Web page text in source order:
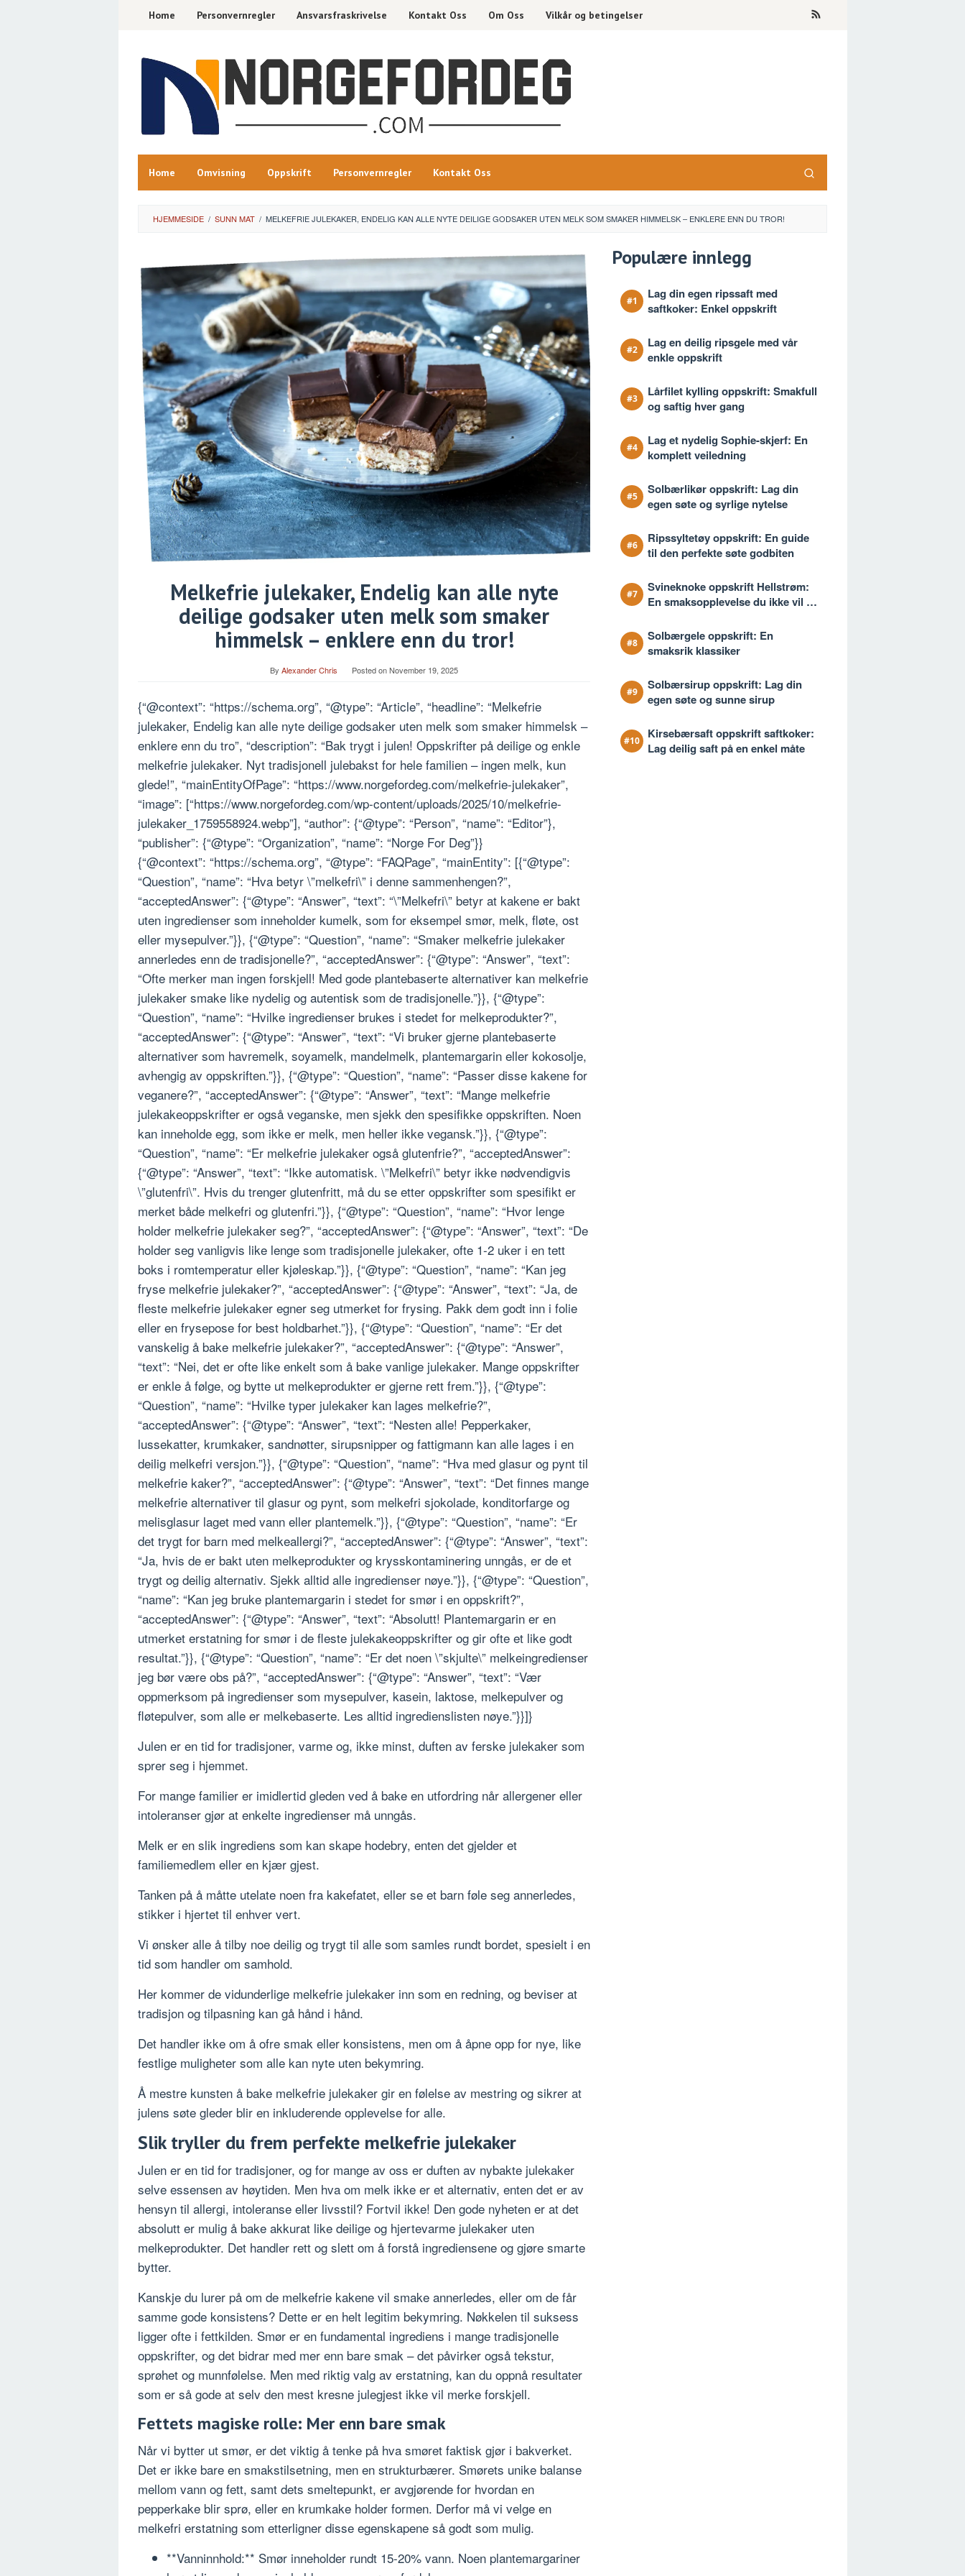
Home Personvernregler Ansvarsfraskrivelse Kontakt Oss Om Oss Vilkår og betingelser
Home Omvisning Oppskrift Personvernregler Kontakt Oss
HJEMMESIDE / SUNN MAT / MELKEFRIE JULEKAKER, ENDELIG KAN ALLE NYTE DEILIGE GODSAKER UTEN MELK SOM SMAKER HIMMELSK – ENKLERE ENN DU TROR!
Melkefrie julekaker, Endelig kan alle nyte
deilige godsaker uten melk som smaker
himmelsk – enklere enn du tror!
By Alexander Chris Posted onNovember 19, 2025
{“@context”: “https://schema.org”, “@type”: “Article”, “headline”: “Melkefrie
julekaker, Endelig kan alle nyte deilige godsaker uten melk som smaker himmelsk –
enklere enn du tro”, “description”: “Bak trygt i julen! Oppskrifter på deilige og enkle
melkefrie julekaker. Nyt tradisjonell julebakst for hele familien – ingen melk, kun
glede!”, “mainEntityOfPage”: “https://www.norgefordeg.com/melkefrie-julekaker”,
“image”: [“https://www.norgefordeg.com/wp-content/uploads/2025/10/melkefrie-
julekaker_1759558924.webp”], “author”: {“@type”: “Person”, “name”: “Editor”},
“publisher”: {“@type”: “Organization”, “name”: “Norge For Deg”}}
{“@context”: “https://schema.org”, “@type”: “FAQPage”, “mainEntity”: [{“@type”:
“Question”, “name”: “Hva betyr \”melkefri\” i denne sammenhengen?”,
“acceptedAnswer”: {“@type”: “Answer”, “text”: “\”Melkefri\” betyr at kakene er bakt
uten ingredienser som inneholder kumelk, som for eksempel smør, melk, fløte, ost
eller mysepulver.”}}, {“@type”: “Question”, “name”: “Smaker melkefrie julekaker
annerledes enn de tradisjonelle?”, “acceptedAnswer”: {“@type”: “Answer”, “text”:
“Ofte merker man ingen forskjell! Med gode plantebaserte alternativer kan melkefrie
julekaker smake like nydelig og autentisk som de tradisjonelle.”}}, {“@type”:
“Question”, “name”: “Hvilke ingredienser brukes i stedet for melkeprodukter?”,
“acceptedAnswer”: {“@type”: “Answer”, “text”: “Vi bruker gjerne plantebaserte
alternativer som havremelk, soyamelk, mandelmelk, plantemargarin eller kokosolje,
avhengig av oppskriften.”}}, {“@type”: “Question”, “name”: “Passer disse kakene for
veganere?”, “acceptedAnswer”: {“@type”: “Answer”, “text”: “Mange melkefrie
julekakeoppskrifter er også veganske, men sjekk den spesifikke oppskriften. Noen
kan inneholde egg, som ikke er melk, men heller ikke vegansk.”}}, {“@type”:
“Question”, “name”: “Er melkefrie julekaker også glutenfrie?”, “acceptedAnswer”:
{“@type”: “Answer”, “text”: “Ikke automatisk. \”Melkefri\” betyr ikke nødvendigvis
\”glutenfri\”. Hvis du trenger glutenfritt, må du se etter oppskrifter som spesifikt er
merket både melkefri og glutenfri.”}}, {“@type”: “Question”, “name”: “Hvor lenge
holder melkefrie julekaker seg?”, “acceptedAnswer”: {“@type”: “Answer”, “text”: “De
holder seg vanligvis like lenge som tradisjonelle julekaker, ofte 1-2 uker i en tett
boks i romtemperatur eller kjøleskap.”}}, {“@type”: “Question”, “name”: “Kan jeg
fryse melkefrie julekaker?”, “acceptedAnswer”: {“@type”: “Answer”, “text”: “Ja, de
fleste melkefrie julekaker egner seg utmerket for frysing. Pakk dem godt inn i folie
eller en frysepose for best holdbarhet.”}}, {“@type”: “Question”, “name”: “Er det
vanskelig å bake melkefrie julekaker?”, “acceptedAnswer”: {“@type”: “Answer”,
“text”: “Nei, det er ofte like enkelt som å bake vanlige julekaker. Mange oppskrifter
er enkle å følge, og bytte ut melkeprodukter er gjerne rett frem.”}}, {“@type”:
“Question”, “name”: “Hvilke typer julekaker kan lages melkefrie?”,
“acceptedAnswer”: {“@type”: “Answer”, “text”: “Nesten alle! Pepperkaker,
lussekatter, krumkaker, sandnøtter, sirupsnipper og fattigmann kan alle lages i en
deilig melkefri versjon.”}}, {“@type”: “Question”, “name”: “Hva med glasur og pynt til
melkefrie kaker?”, “acceptedAnswer”: {“@type”: “Answer”, “text”: “Det finnes mange
melkefrie alternativer til glasur og pynt, som melkefri sjokolade, konditorfarge og
melisglasur laget med vann eller plantemelk.”}}, {“@type”: “Question”, “name”: “Er
det trygt for barn med melkeallergi?”, “acceptedAnswer”: {“@type”: “Answer”, “text”:
“Ja, hvis de er bakt uten melkeprodukter og krysskontaminering unngås, er de et
trygt og deilig alternativ. Sjekk alltid alle ingredienser nøye.”}}, {“@type”: “Question”,
“name”: “Kan jeg bruke plantemargarin i stedet for smør i en oppskrift?”,
“acceptedAnswer”: {“@type”: “Answer”, “text”: “Absolutt! Plantemargarin er en
utmerket erstatning for smør i de fleste julekakeoppskrifter og gir ofte et like godt
resultat.”}}, {“@type”: “Question”, “name”: “Er det noen \”skjulte\” melkeingredienser
jeg bør være obs på?”, “acceptedAnswer”: {“@type”: “Answer”, “text”: “Vær
oppmerksom på ingredienser som mysepulver, kasein, laktose, melkepulver og
fløtepulver, som alle er melkebaserte. Les alltid ingredienslisten nøye.”}}]}
Julen er en tid for tradisjoner, varme og, ikke minst, duften av ferske julekaker som
sprer seg i hjemmet.
For mange familier er imidlertid gleden ved å bake en utfordring når allergener eller
intoleranser gjør at enkelte ingredienser må unngås.
Melk er en slik ingrediens som kan skape hodebry, enten det gjelder et
familiemedlem eller en kjær gjest.
Tanken på å måtte utelate noen fra kakefatet, eller se et barn føle seg annerledes,
stikker i hjertet til enhver vert.
Vi ønsker alle å tilby noe deilig og trygt til alle som samles rundt bordet, spesielt i en
tid som handler om samhold.
Her kommer de vidunderlige melkefrie julekaker inn som en redning, og beviser at
tradisjon og tilpasning kan gå hånd i hånd.
Det handler ikke om å ofre smak eller konsistens, men om å åpne opp for nye, like
festlige muligheter som alle kan nyte uten bekymring.
Å mestre kunsten å bake melkefrie julekaker gir en følelse av mestring og sikrer at
julens søte gleder blir en inkluderende opplevelse for alle.
Slik tryller du frem perfekte melkefrie julekaker
Julen er en tid for tradisjoner, og for mange av oss er duften av nybakte julekaker
selve essensen av høytiden. Men hva om melk ikke er et alternativ, enten det er av
hensyn til allergi, intoleranse eller livsstil? Fortvil ikke! Den gode nyheten er at det
absolutt er mulig å bake akkurat like deilige og hjertevarme julekaker uten
melkeprodukter. Det handler rett og slett om å forstå ingrediensene og gjøre smarte
bytter.
Kanskje du lurer på om de melkefrie kakene vil smake annerledes, eller om de får
samme gode konsistens? Dette er en helt legitim bekymring. Nøkkelen til suksess
ligger ofte i fettkilden. Smør er en fundamental ingrediens i mange tradisjonelle
oppskrifter, og det bidrar med mer enn bare smak – det påvirker også tekstur,
sprøhet og munnfølelse. Men med riktig valg av erstatning, kan du oppnå resultater
som er så gode at selv den mest kresne julegjest ikke vil merke forskjell.
Fettets magiske rolle: Mer enn bare smak
Når vi bytter ut smør, er det viktig å tenke på hva smøret faktisk gjør i bakverket.
Det er ikke bare en smakstilsetning, men en strukturbærer. Smørets unike balanse
mellom vann og fett, samt dets smeltepunkt, er avgjørende for hvordan en
pepperkake blir sprø, eller en krumkake holder formen. Derfor må vi velge en
melkefri erstatning som etterligner disse egenskapene så godt som mulig.
**Vanninnhold:** Smør inneholder rundt 15-20% vann. Noen plantemargariner
Populære innlegg
Lag din egen ripssaft med
saftkoker: Enkel oppskrift
Lag en deilig ripsgele med vår
enkle oppskrift
Lårfilet kylling oppskrift: Smakfull
og saftig hver gang
Lag et nydelig Sophie-skjerf: En
komplett veiledning
Solbærlikør oppskrift: Lag din
egen søte og syrlige nytelse
Ripssyltetøy oppskrift: En guide
til den perfekte søte godbiten
Svineknoke oppskrift Hellstrøm:
En smaksopplevelse du ikke vil gå
Solbærgele oppskrift: En
smaksrik klassiker
Solbærsirup oppskrift: Lag din
egen søte og sunne sirup
Kirsebærsaft oppskrift saftkoker:
Lag deilig saft på en enkel måte